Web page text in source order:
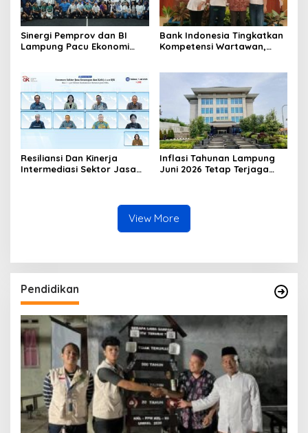
Sinergi Pemprov dan BI
Lampung Pacu Ekonomi
Bank Indonesia Tingkatkan
Kompetensi Wartawan,
Resiliansi Dan Kinerja
Intermediasi Sektor Jasa
Inflasi Tahunan Lampung
Juni 2026 Tetap Terjaga
View More
Pendidikan